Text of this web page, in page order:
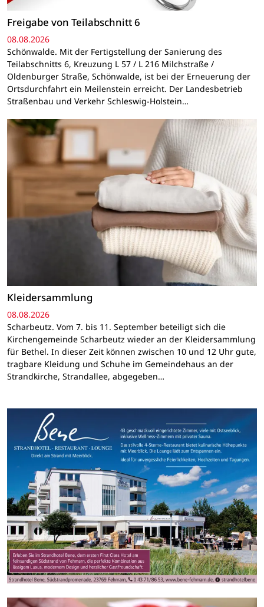
Freigabe von Teilabschnitt 6
08.08.2026
Schönwalde. Mit der Fertigstellung der Sanierung des
Teilabschnitts 6, Kreuzung L 57 / L 216 Milchstraße /
Oldenburger Straße, Schönwalde, ist bei der Erneuerung der
Ortsdurchfahrt ein Meilenstein erreicht. Der Landesbetrieb
Straßenbau und Verkehr Schleswig-Holstein…
Kleidersammlung
08.08.2026
Scharbeutz. Vom 7. bis 11. September beteiligt sich die
Kirchengemeinde Scharbeutz wieder an der Kleidersammlung
für Bethel. In dieser Zeit können zwischen 10 und 12 Uhr gute,
tragbare Kleidung und Schuhe im Gemeindehaus an der
Strandkirche, Strandallee, abgegeben…